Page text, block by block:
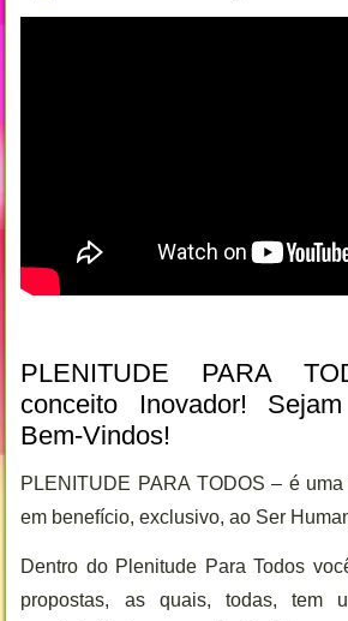
PLENITUDE PARA
conceito Inovador!
Bem-Vindos!
PLENITUDE PARA TODOS – é
em benefício, exclusivo, ao Ser
Dentro do Plenitude Para Todos
propostas, as quais, todas, tem